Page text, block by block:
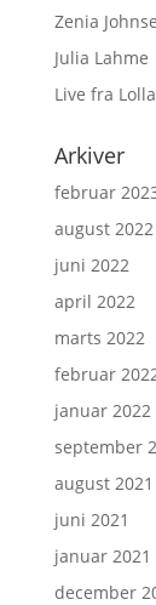
Zenia
Julia Lahme
Live fra
Arkiver
februar
august 2022
juni 2022
april 2022
marts 2022
februar
januar 2022
september
august 2021
juni 2021
januar 2021
december